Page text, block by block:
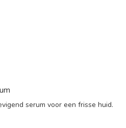
serum voor een frisse huid.